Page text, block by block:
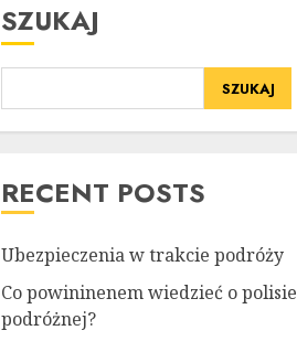
SZUKAJ
SZUKAJ
RECENT POSTS
Ubezpieczenia w trakcie podróży
Co powininenem wiedzieć o polisie
podróżnej?